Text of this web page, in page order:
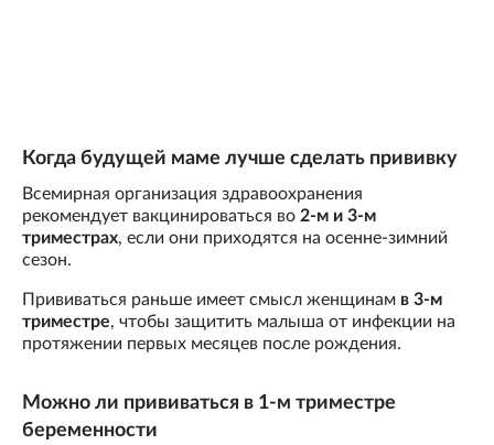
Когда будущей маме лучше сделать прививку
Всемирная организация здравоохранения
рекомендует вакцинироваться во 2-м и 3-м
триместрах, если они приходятся на осенне-зимний
сезон.
Прививаться раньше имеет смысл женщинам в 3-м
триместре, чтобы защитить малыша от инфекции на
протяжении первых месяцев после рождения.
Можно ли прививаться в 1-м триместре
беременности